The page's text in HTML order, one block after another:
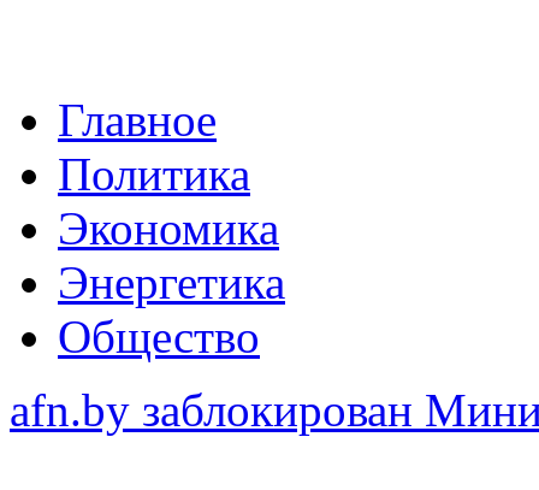
Главное
Политика
Экономика
Энергетика
Общество
afn.by заблокирован